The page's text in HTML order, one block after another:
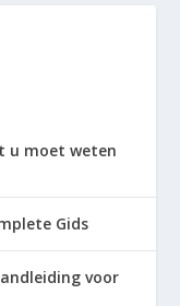
u moet weten
Gids
voor